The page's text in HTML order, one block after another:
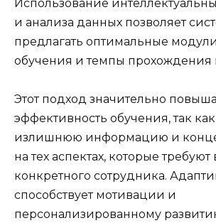
Использование
и анализа данных позволяет
предлагать оптимальные
обучения и темпы прохождения
Этот подход значительно
эффективность обучения, так
излишнюю информацию и
на тех аспектах, которые
конкретного сотрудника.
способствует мотивации и
персонализированному